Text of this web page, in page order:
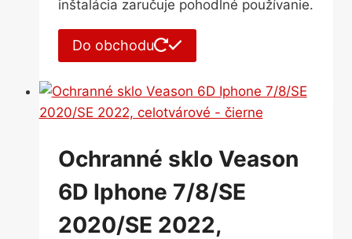
inštalácia zaručuje pohodlné používanie.
Do obchodu
Ochranné sklo Veason
6D Iphone 7/8/SE
2020/SE 2022,